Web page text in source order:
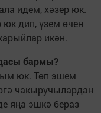
идем, хәзер юк.
дип, үзем өчен
икән.
бармы?
юк. Төп эшем
чакыручылардан
яңа эшкә бераз